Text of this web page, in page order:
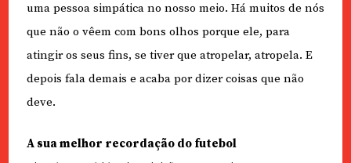
uma pessoa simpática no nosso meio. Há muitos de nós
que não o vêem com bons olhos porque ele, para
atingir os seus fins, se tiver que atropelar, atropela. E
depois fala demais e acaba por dizer coisas que não
deve.
A sua melhor recordação do futebol